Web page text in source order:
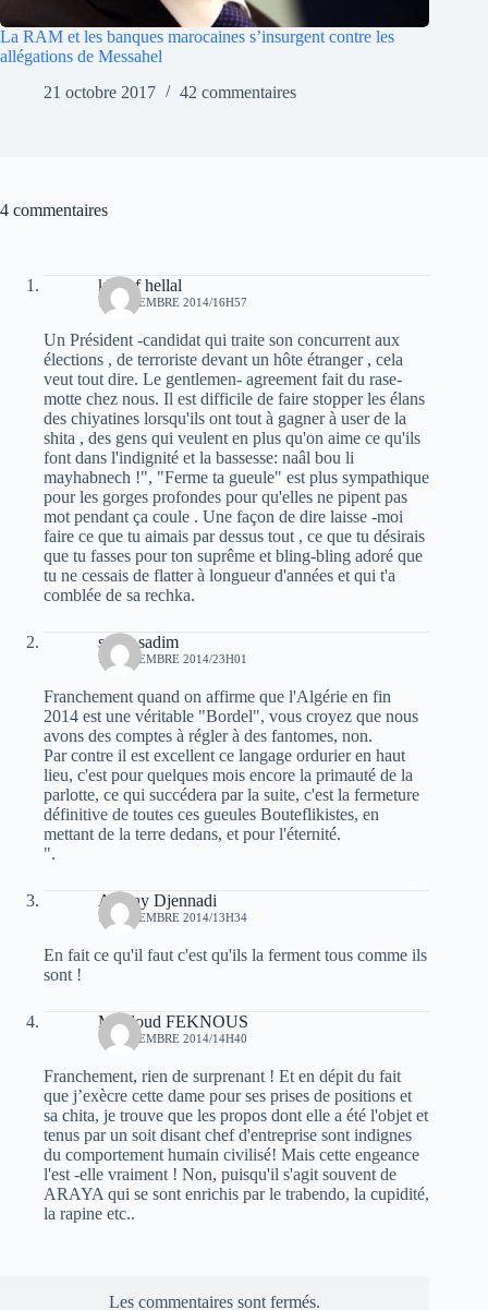
La RAM et les banques marocaines s’insurgent contre les
allégations de Messahel
21 octobre 2017
42 commentaires
4 commentaires
khelaf hellal
17 DÉCEMBRE 2014/16H57
Un Président -candidat qui traite son concurrent aux
élections , de terroriste devant un hôte étranger , cela
veut tout dire. Le gentlemen- agreement fait du rase-
motte chez nous. Il est difficile de faire stopper les élans
des chiyatines lorsqu'ils ont tout à gagner à user de la
shita , des gens qui veulent en plus qu'on aime ce qu'ils
font dans l'indignité et la bassesse: naâl bou li
mayhabnech !", "Ferme ta gueule" est plus sympathique
pour les gorges profondes pour qu'elles ne pipent pas
mot pendant ça coule . Une façon de dire laisse -moi
faire ce que tu aimais par dessus tout , ce que tu désirais
que tu fasses pour ton suprême et bling-bling adoré que
tu ne cessais de flatter à longueur d'années et qui t'a
comblée de sa rechka.
sarah sadim
17 DÉCEMBRE 2014/23H01
Franchement quand on affirme que l'Algérie en fin
2014 est une véritable "Bordel", vous croyez que nous
avons des comptes à régler à des fantomes, non.
Par contre il est excellent ce langage ordurier en haut
lieu, c'est pour quelques mois encore la primauté de la
parlotte, ce qui succédera par la suite, c'est la fermeture
définitive de toutes ces gueules Bouteflikistes, en
mettant de la terre dedans, et pour l'éternité.
".
Amnay Djennadi
18 DÉCEMBRE 2014/13H34
En fait ce qu'il faut c'est qu'ils la ferment tous comme ils
sont !
Mouloud FEKNOUS
18 DÉCEMBRE 2014/14H40
Franchement, rien de surprenant ! Et en dépit du fait
que j’exècre cette dame pour ses prises de positions et
sa chita, je trouve que les propos dont elle a été l'objet et
tenus par un soit disant chef d'entreprise sont indignes
du comportement humain civilisé! Mais cette engeance
l'est -elle vraiment ! Non, puisqu'il s'agit souvent de
ARAYA qui se sont enrichis par le trabendo, la cupidité,
la rapine etc..
Les commentaires sont fermés.